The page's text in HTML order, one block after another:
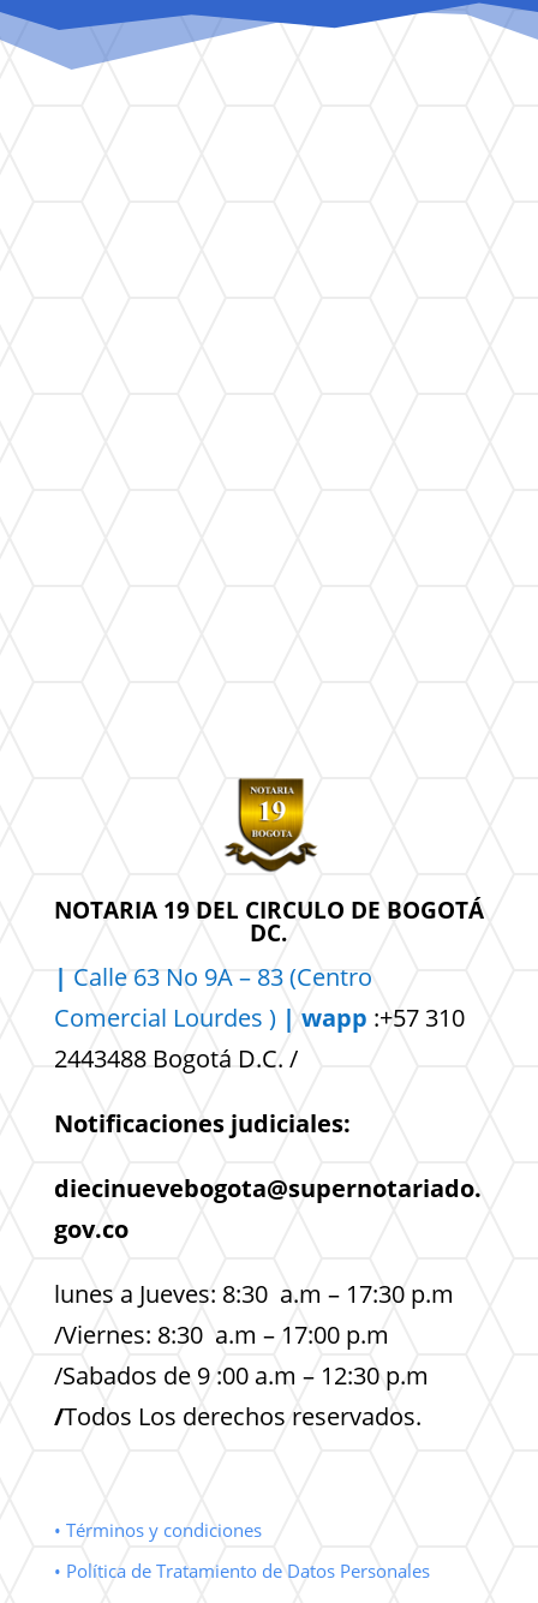
NOTARIA 19 DEL CIRCULO DE BOGOTÁ
DC.
| Calle 63 No 9A – 83 (Centro
Comercial Lourdes ) | wapp :+57 310
2443488 Bogotá D.C. /
Notificaciones judiciales:
diecinuevebogota@supernotariado.
gov.co
lunes a Jueves: 8:30 a.m – 17:30 p.m
/Viernes: 8:30 a.m – 17:00 p.m
/Sabados de 9 :00 a.m – 12:30 p.m
/Todos Los derechos reservados.
• Términos y condiciones
• Política de Tratamiento de Datos Personales